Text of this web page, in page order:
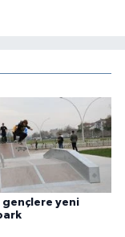
gençlere yeni